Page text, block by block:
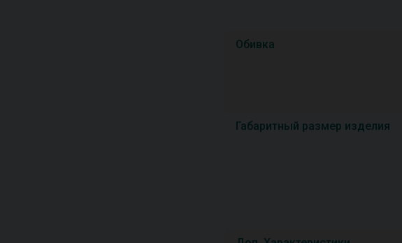
Обивка
Габаритный размер изделия